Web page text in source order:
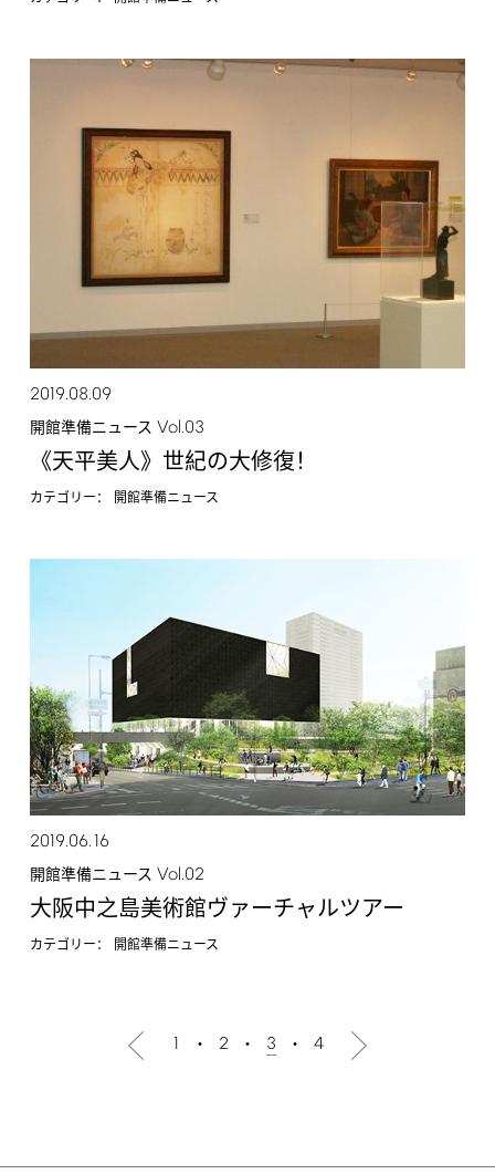
2019.08.09
開館準備ニュース Vol.03
《天平美人》世紀の大修復！
カテゴリー： 開館準備ニュース
2019.06.16
開館準備ニュース Vol.02
大阪中之島美術館ヴァーチャルツアー
カテゴリー： 開館準備ニュース
1 2 3 4